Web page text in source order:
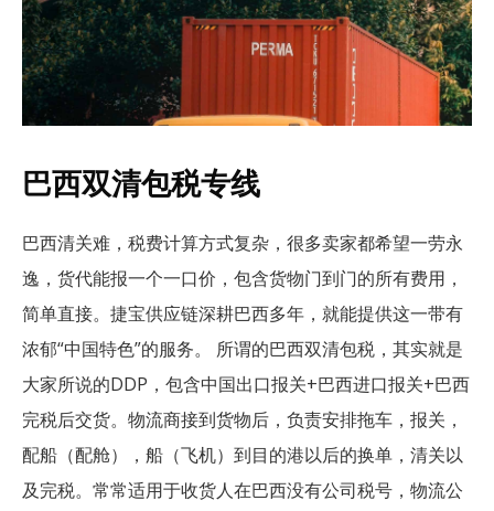
巴西双清包税专线
巴西清关难，税费计算方式复杂，很多卖家都希望一劳永
逸，货代能报一个一口价，包含货物门到门的所有费用，
简单直接。捷宝供应链深耕巴西多年，就能提供这一带有
浓郁“中国特色”的服务。 所谓的巴西双清包税，其实就是
大家所说的DDP，包含中国出口报关+巴西进口报关+巴西
完税后交货。物流商接到货物后，负责安排拖车，报关，
配船（配舱），船（飞机）到目的港以后的换单，清关以
及完税。常常适用于收货人在巴西没有公司税号，物流公